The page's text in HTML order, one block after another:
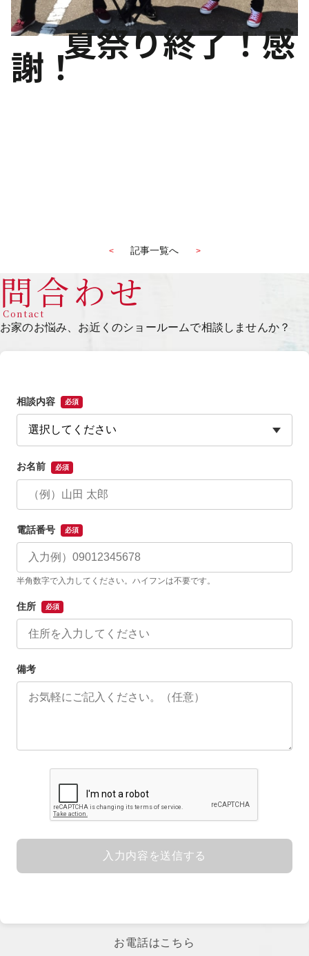
夏祭り終了！感
謝！
< 記事一覧へ >
問合わせ
Contact
お家のお悩み、お近くのショールームで相談しませんか？
相談内容 必須
お名前 必須
電話番号 必須
半角数字で入力してください。ハイフンは不要です。
住所 必須
備考
入力内容を送信する
お電話はこちら